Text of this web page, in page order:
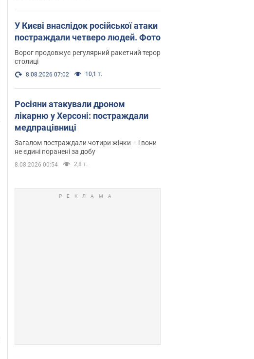
У Києві внаслідок російської атаки
постраждали четверо людей. Фото
Ворог продовжує регулярний ракетний терор
столиці
8.08.2026 07:02 10,1 т.
Росіяни атакували дроном
лікарню у Херсоні: постраждали
медпрацівниці
Загалом постраждали чотири жінки – і вони
не єдині поранені за добу
8.08.2026 00:54 2,8 т.